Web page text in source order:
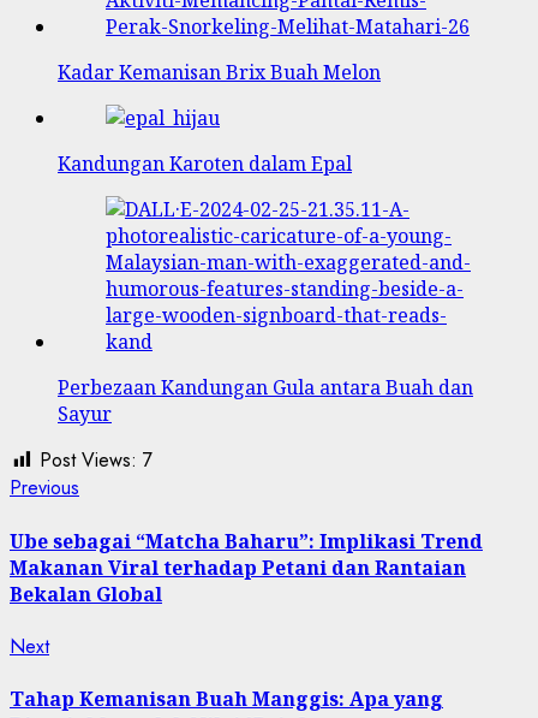
Kadar Kemanisan Brix Buah Melon
Kandungan Karoten dalam Epal
Perbezaan Kandungan Gula antara Buah dan
Sayur
Post Views: 7
Post
navigation
Previous
Ube sebagai “Matcha Baharu”: Implikasi Trend
Makanan Viral terhadap Petani dan Rantaian
Bekalan Global
NextNext
Tahap Kemanisan Buah Manggis: Apa yang